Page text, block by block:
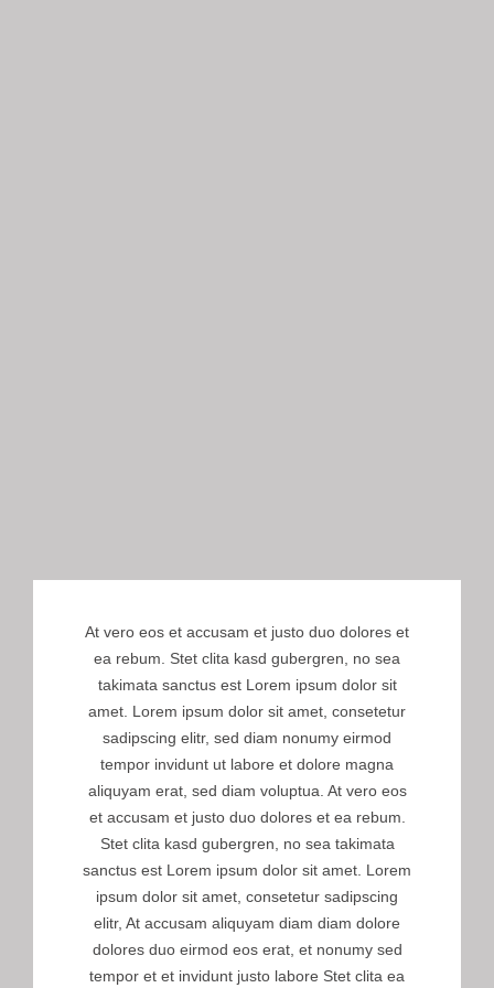
At vero eos et accusam et justo duo dolores et
ea rebum. Stet clita kasd gubergren, no sea
takimata sanctus est Lorem ipsum dolor sit
amet. Lorem ipsum dolor sit amet, consetetur
sadipscing elitr, sed diam nonumy eirmod
tempor invidunt ut labore et dolore magna
aliquyam erat, sed diam voluptua. At vero eos
et accusam et justo duo dolores et ea rebum.
Stet clita kasd gubergren, no sea takimata
sanctus est Lorem ipsum dolor sit amet. Lorem
ipsum dolor sit amet, consetetur sadipscing
elitr, At accusam aliquyam diam diam dolore
dolores duo eirmod eos erat, et nonumy sed
tempor et et invidunt justo labore Stet clita ea